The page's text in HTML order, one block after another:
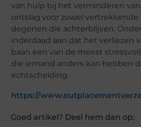
van hulp bij het verminderen
ontslag voor zowel vertrekkende
degenen die achterblijven.
inderdaad aan dat het verliezen
baan een van de meest
die iemand anders kan hebben
echtscheiding.
https://
Goed artikel? Deel hem dan op: